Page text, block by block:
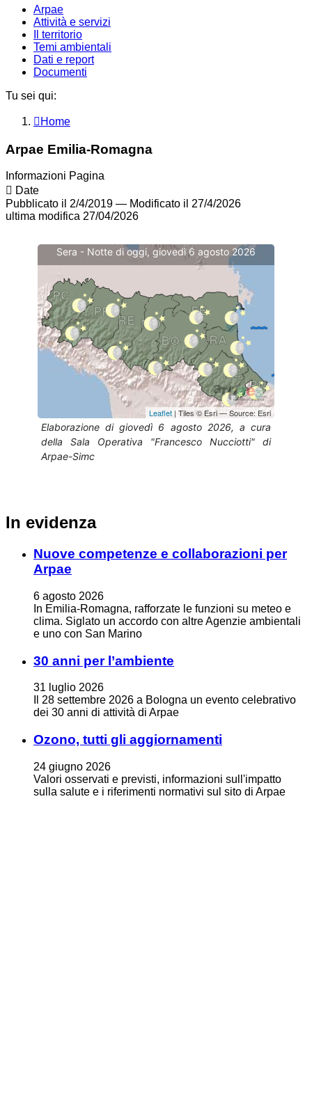
Arpae
Attività e servizi
Il territorio
Temi ambientali
Dati e report
Documenti
Tu sei qui:
Home
Arpae Emilia-Romagna
Informazioni Pagina
Date
Pubblicato il 2/4/2019 — Modificato il 27/4/2026
ultima modifica 27/04/2026
In evidenza
Nuove competenze e collaborazioni per
Arpae
6 agosto 2026
In Emilia-Romagna, rafforzate le funzioni su meteo e
clima. Siglato un accordo con altre Agenzie ambientali
e uno con San Marino
30 anni per l’ambiente
31 luglio 2026
Il 28 settembre 2026 a Bologna un evento celebrativo
dei 30 anni di attività di Arpae
Ozono, tutti gli aggiornamenti
24 giugno 2026
Valori osservati e previsti, informazioni sull'impatto
sulla salute e i riferimenti normativi sul sito di Arpae